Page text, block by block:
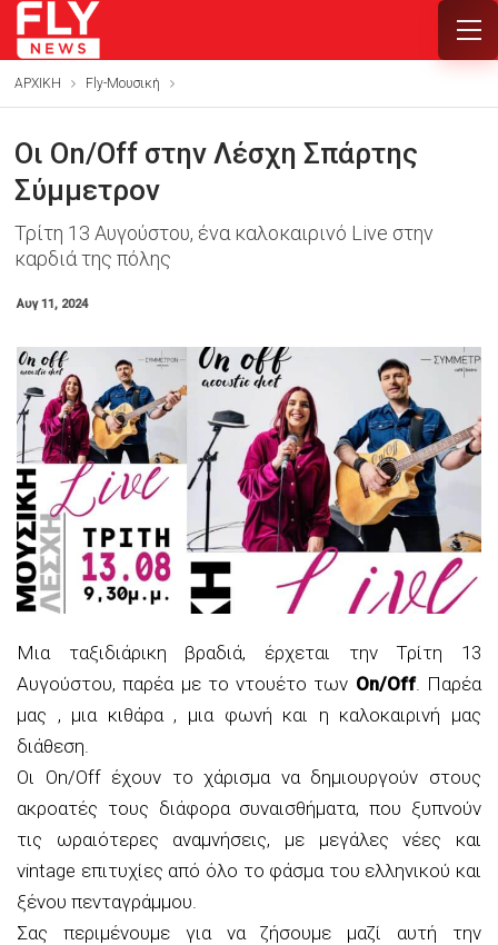
ΑΡΧΙΚΗ Fly-Μουσική
Οι On/Off στην Λέσχη Σπάρτης
Σύμμετρον
Τρίτη 13 Αυγούστου, ένα καλοκαιρινό Live στην
καρδιά της πόλης
Αυγ 11, 2024
Μια ταξιδιάρικη βραδιά, έρχεται την Τρίτη 13
Αυγούστου, παρέα με το ντουέτο των On/Off. Παρέα
μας , μια κιθάρα , μια φωνή και η καλοκαιρινή μας
διάθεση.
Οι On/Off έχουν το χάρισμα να δημιουργούν στους
ακροατές τους διάφορα συναισθήματα, που ξυπνούν
τις ωραιότερες αναμνήσεις, με μεγάλες νέες και
vintage επιτυχίες από όλο το φάσμα του ελληνικού και
ξένου πενταγράμμου.
Σας περιμένουμε για να ζήσουμε μαζί αυτή την